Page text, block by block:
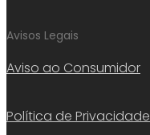
Avisos Legais
Aviso ao Consumidor
Política de Privacidade